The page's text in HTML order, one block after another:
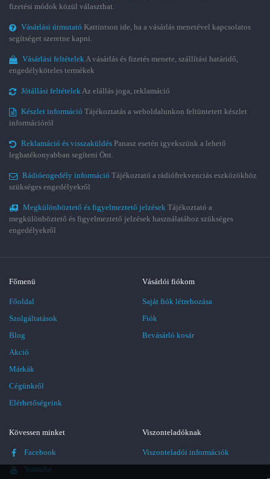
fizetési módok közül választhat.
Vásárlási útmutató Kattintson ide, ha a vásárlás menetével kapcsolatos
segítséget szeretne kapni.
Vásárlási feltételekA vásárlás és fizetés menete, szállítási határidő,
engedélyköteles termékek
Jótállási feltételekAz elállás joga, reklamáció
Készlet információ Tájékoztatás a weboldalunkon feltüntetett készlet
információról
Reklamáció és visszaküldés Panasz esetén igyekszünk a lehető
leghatékonyabban segíteni Önt.
Rádióengedély információ Tájékoztató a rádiófrekvenciás eszközökhöz
szükséges engedélyekről
Megkülönböztető és figyelmeztető jelzések Tájékoztató a
megkülönböztető és figyelmeztető jelzések használatához szükséges
engedélyekről
Főmenü
Főoldal
Szolgáltatások
Blog
Akció
Márkák
Cégünkről
Elérhetőségeink
Vásárlói fiókom
Saját fiók létrehozása
Fiók
Bevásárló kosár
Kövessen minket
Facebook
Youtube
Viszonteladóknak
Viszonteladói információk